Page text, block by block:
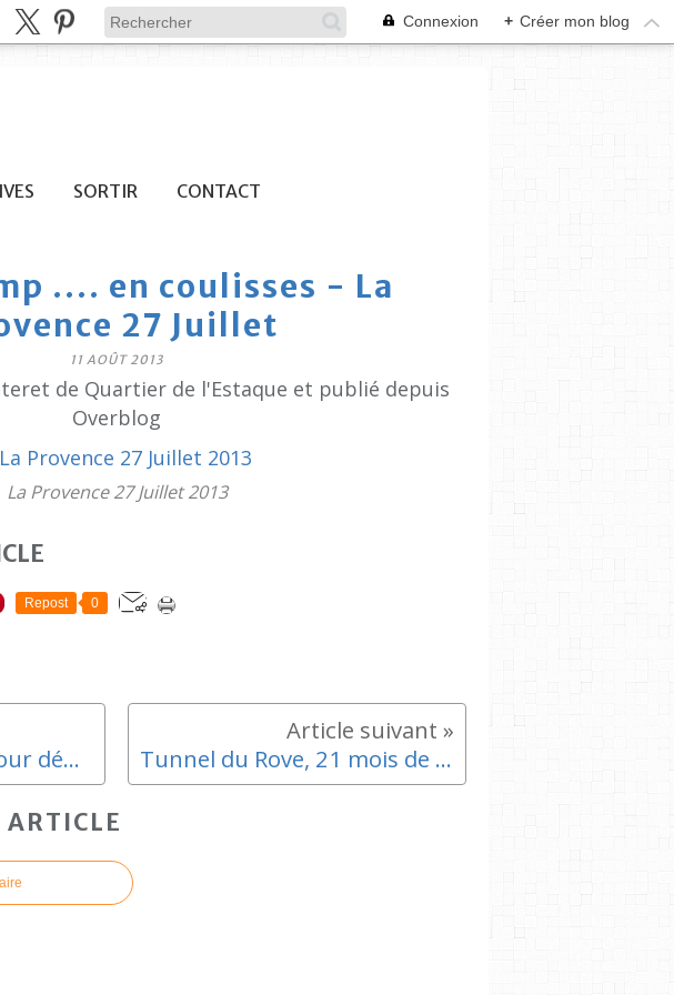
Connexion + Créer mon blog
SORTIR CONTACT
.... en coulisses - La
27 Juillet
11 AOÛT 2013
de Quartier de l'Estaque et publié depuis
Overblog
La Provence 27 Juillet 2013
Repost 0
Recyclex, deux ans pour dépolluer les friches des Riaux Tunnel du Rove, 21 mois de travaux - La Provence 1 Août 2013
ARTICLE